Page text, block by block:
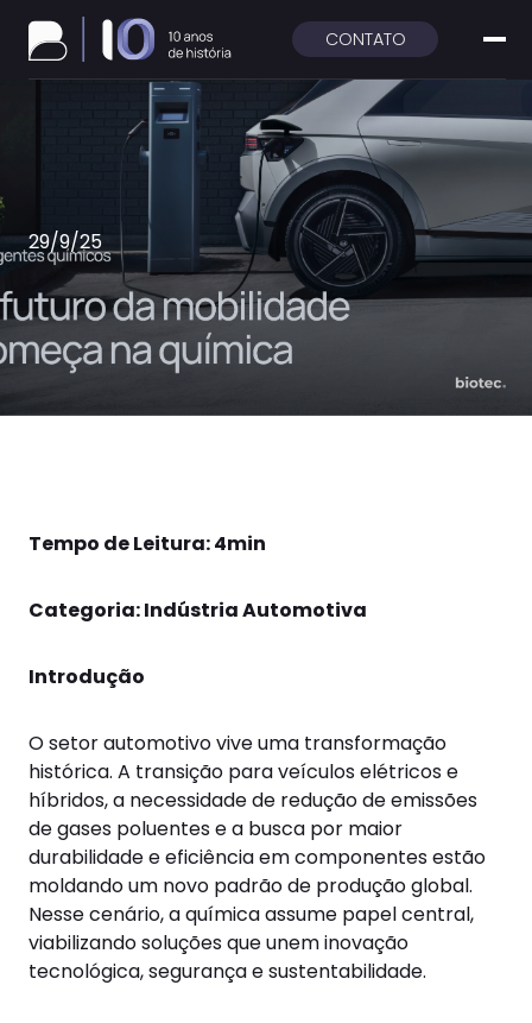
CONTATO
29/9/25
Tempo de Leitura: 4min
Categoria: Indústria Automotiva
Introdução
O setor automotivo vive uma transformação
histórica. A transição para veículos elétricos e
híbridos, a necessidade de redução de emissões
de gases poluentes e a busca por maior
durabilidade e eficiência em componentes estão
moldando um novo padrão de produção global.
Nesse cenário, a química assume papel central,
viabilizando soluções que unem inovação
tecnológica, segurança e sustentabilidade.